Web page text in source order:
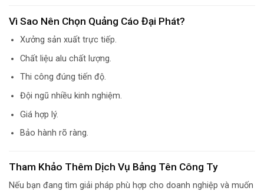
Vì Sao Nên Chọn Quảng Cáo Đại Phát?
Xưởng sản xuất trực tiếp.
Chất liệu alu chất lượng.
Thi công đúng tiến độ.
Đội ngũ nhiều kinh nghiệm.
Giá hợp lý.
Bảo hành rõ ràng.
Tham Khảo Thêm Dịch Vụ Bảng Tên Công Ty
Nếu bạn đang tìm giải pháp phù hợp cho doanh nghiệp và muốn